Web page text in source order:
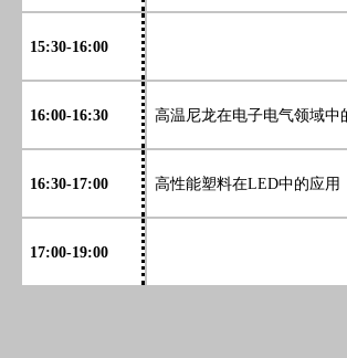
15:30-16:00
16:00-16:30 高温尼龙在电子电气领域中
16:30-17:00 高性能塑料在LED中的应用
17:00-19:00